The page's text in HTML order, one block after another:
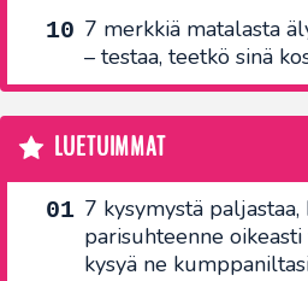
7 merkkiä matalasta
– testaa, teetkö sinä
LUETUIMMAT
7 kysymystä
parisuhteenne
kysyä ne